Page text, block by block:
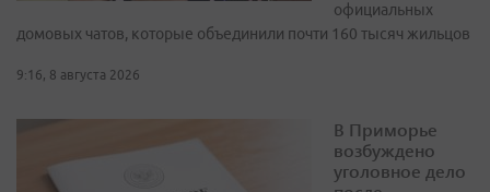
официальных
домовых чатов, которые объединили почти 160 тысяч жильцов
9:16, 8 августа 2026
В Приморье
возбуждено
уголовное дело